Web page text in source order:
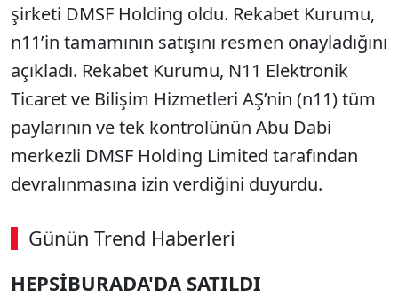
şirketi DMSF Holding oldu. Rekabet Kurumu,
n11’in tamamının satışını resmen onayladığını
açıkladı. Rekabet Kurumu, N11 Elektronik
Ticaret ve Bilişim Hizmetleri AŞ’nin (n11) tüm
paylarının ve tek kontrolünün Abu Dabi
merkezli DMSF Holding Limited tarafından
devralınmasına izin verdiğini duyurdu.
Günün Trend Haberleri
00:02 / 08:15
HEPSİBURADA'DA SATILDI